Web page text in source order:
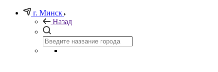
г. Минск
Назад